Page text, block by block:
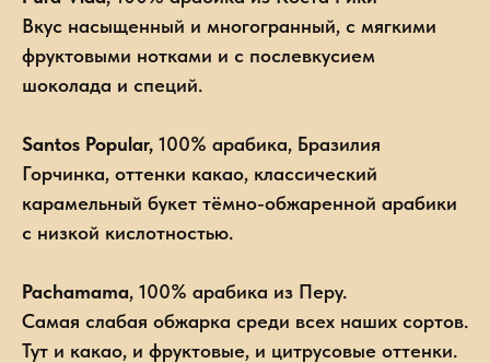
Вкус насыщенный и многогранный, с мягкими
фруктовыми нотками и с послевкусием
шоколада и специй.
Santos Popular, 100% арабика, Бразилия
Горчинка, оттенки какао, классический
карамельный букет тёмно-обжаренной арабики
с низкой кислотностью.
Pachamama, 100% арабика из Перу.
Самая слабая обжарка среди всех наших сортов.
Тут и какао, и фруктовые, и цитрусовые оттенки.